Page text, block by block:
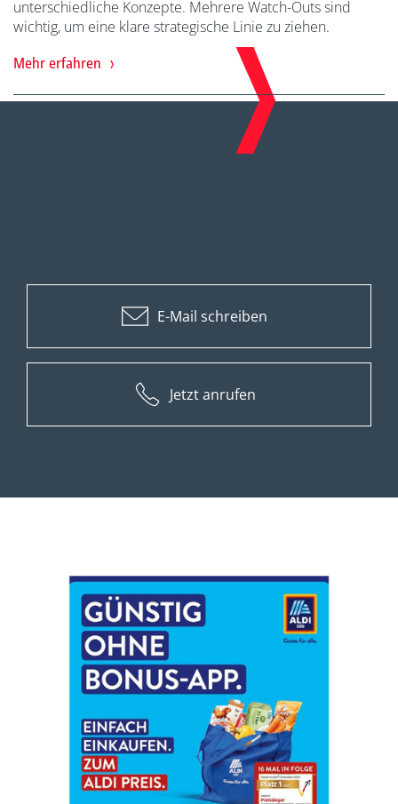
unterschiedliche Konzepte. Mehrere Watch-Outs sind
wichtig, um eine klare strategische Linie zu ziehen.
Mehr erfahren
E-Mail schreiben
Jetzt anrufen